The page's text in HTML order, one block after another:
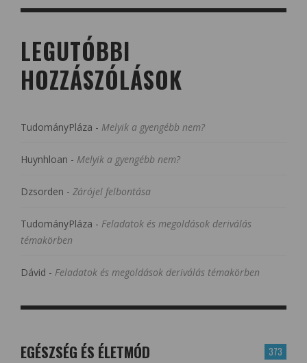
LEGUTÓBBI
HOZZÁSZÓLÁSOK
TudományPláza - Melyik a gyengébb nem?
Huynhloan - Melyik a gyengébb nem?
Dzsorden - Zárójel felbontása
TudományPláza - Feladatok és megoldások deriválás
témakörben
Dávid - Feladatok és megoldások deriválás témakörben
373
EGÉSZSÉG ÉS ÉLETMÓD